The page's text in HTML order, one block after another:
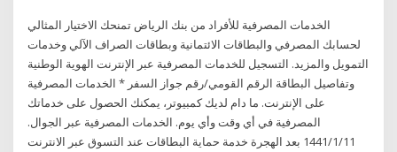
الخدمات المصرفية للأفراد من بنك الرياض تمنحك الاختيار المثالي
لحسابك المصرفي والبطاقات الائتمانية وبطاقات الصراف الآلي وخدمات
التمويل والمزيد. التسجيل للخدمات المصرفية عبر الإنترنت الهوية الوطنية
وتفاصيل البطاقة الرقم القومي/رقم جواز السفر * الخدمات المصرفية
على الإنترنت. ما دام لديك كمبيوتر، يمكنك الحصول على خدماتك
المصرفية في أي وقت وأي يوم. الخدمات المصرفية عبر الجوال.
11‏‏/1‏‏/1441 بعد الهجرة خدمة حماية البطاقات عند التسوق عبر الانترنت